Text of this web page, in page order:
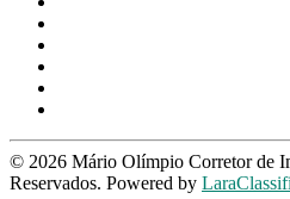
© 2026 Mário Olímpio Corretor de
Reservados. Powered by